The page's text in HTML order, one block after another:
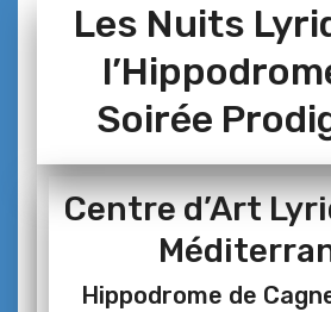
Les Nuits
Soirée
Centre d’Art
Hippodrome de